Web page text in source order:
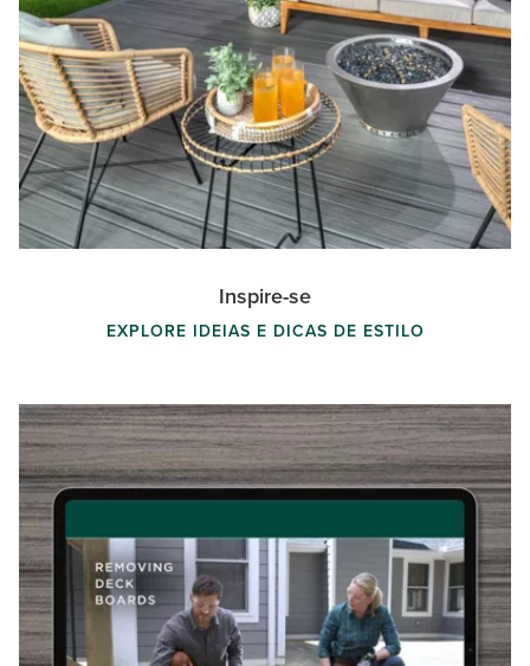
Inspire-se
EXPLORE IDEIAS E DICAS DE ESTILO